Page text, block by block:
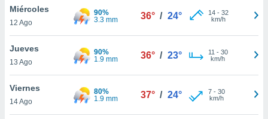
Miércoles
12 Ago
90%
3.3 mm
36° / 24° 14- 32
km/h
Jueves
13 Ago
90%
1.9 mm
36° / 23° 11 - 30
km/h
Viernes
14 Ago
80%
1.9 mm
37° / 24° 7- 30
km/h